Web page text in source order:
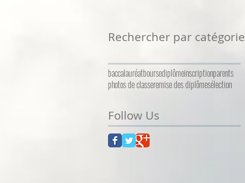
Rechercher par catégorie
baccalauréatboursediplômeinscriptionparents
photos de classeremise des diplômesélection
Follow Us